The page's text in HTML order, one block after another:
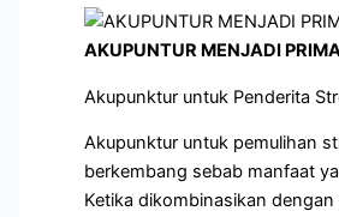
AKUPUNTUR MENJADI
Akupunktur untuk Penderita
Akupunktur untuk pemulihan
berkembang sebab manfaat
Ketika dikombinasikan